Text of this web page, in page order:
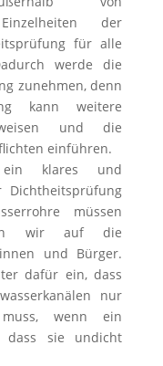
der
für alle
werde die
zunehmen, denn
kann weitere
und die
einführen.
klares und
Dichtheitsprüfung
müssen
wir auf die
und Bürger.
dafür ein, dass
nur
wenn ein
dass sie undicht